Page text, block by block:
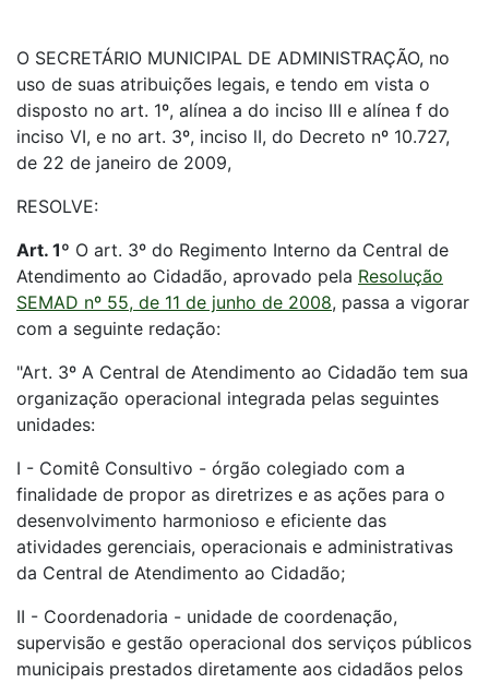
O SECRETÁRIO MUNICIPAL DE ADMINISTRAÇÃO, no
uso de suas atribuições legais, e tendo em vista o
disposto no art. 1º, alínea a do inciso III e alínea f do
inciso VI, e no art. 3º, inciso lI, do Decreto nº 10.727,
de 22 de janeiro de 2009,
RESOLVE:
Art. 1º O art. 3º do Regimento Interno da Central de
Atendimento ao Cidadão, aprovado pela Resolução
SEMAD nº 55, de 11 de junho de 2008, passa a vigorar
com a seguinte redação:
"Art. 3º A Central de Atendimento ao Cidadão tem sua
organização operacional integrada pelas seguintes
unidades:
I - Comitê Consultivo - órgão colegiado com a
finalidade de propor as diretrizes e as ações para o
desenvolvimento harmonioso e eficiente das
atividades gerenciais, operacionais e administrativas
da Central de Atendimento ao Cidadão;
II - Coordenadoria - unidade de coordenação,
supervisão e gestão operacional dos serviços públicos
municipais prestados diretamente aos cidadãos pelos